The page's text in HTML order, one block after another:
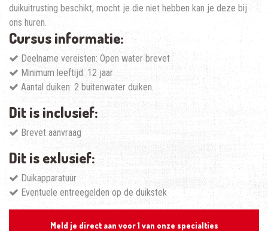
duikuitrusting beschikt, mocht je die niet hebben kan je deze bij
ons huren.
Cursus informatie:
Deelname vereisten: Open water brevet
Minimum leeftijd: 12 jaar
Aantal duiken: 2 buitenwater duiken.
Dit is inclusief:
Brevet aanvraag
Dit is exlusief:
Duikapparatuur
Eventuele entreegelden op de duikstek
Meld je direct aan voor 1 van onze specialties